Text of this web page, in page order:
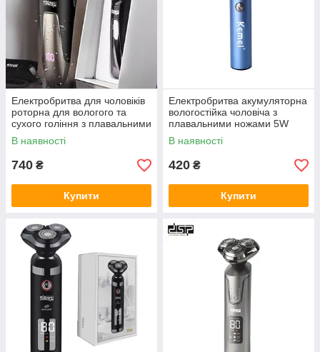
Електробритва для чоловіків
роторна для вологого та
сухого гоління з плавальними
головками DSP 60017 IPX6
USB 5W
В наявності
740 ₴
Купити
Електробритва акумуляторна
вологостійка чоловіча з
плавальними ножами 5W
Kemei KM-507
В наявності
420 ₴
Купити